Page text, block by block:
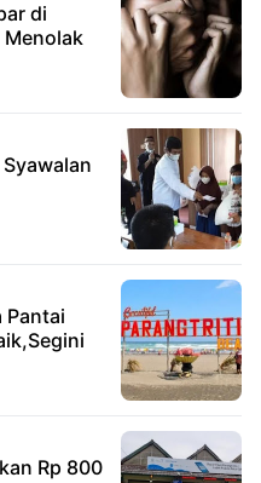
di
Menolak
Pantai
Rp 800